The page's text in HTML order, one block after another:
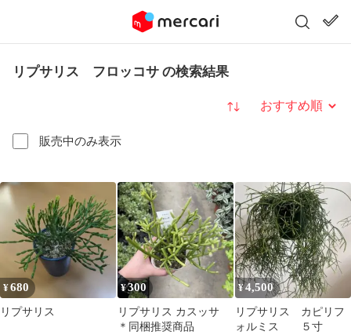
リプサリス フロッコサ の検索結果
販売中のみ表示
並び替え
¥680
リプサリス
¥300
リプサリス カスッサ
＊同梱推奨商品
¥4,500
リプサリス カピリフ
ォルミス ５寸